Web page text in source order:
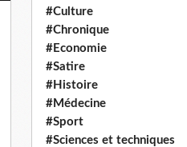
#Culture
#Chronique
#Economie
#Satire
#Histoire
#Médecine
#Sport
#Sciences et techniques